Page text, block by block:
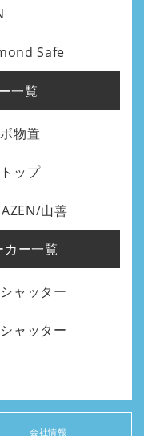
Safe
一覧
物置
ップ
山善
カー一覧
ャッター
ャッター
会社情報